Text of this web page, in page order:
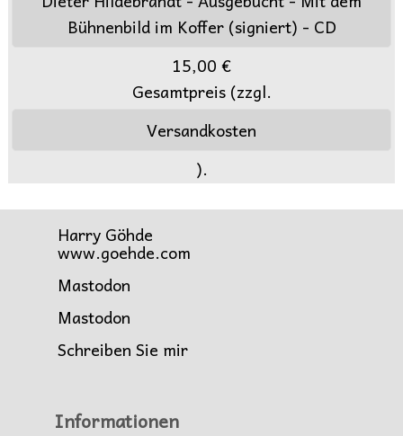
Bühnenbild im Koffer (signiert) - CD
15,00 €
Gesamtpreis (zzgl.
Versandkosten
).
Harry Göhde
www.goehde.com
Mastodon
Mastodon
Schreiben Sie mir
Informationen